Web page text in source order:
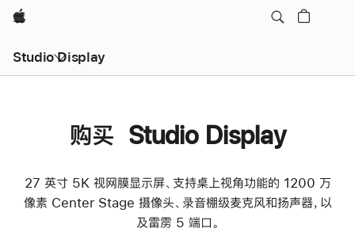
Apple
Studio Display
购买 Studio Display
27 英寸 5K 视网膜显示屏、支持桌上视角功能的 1200 万
像素 Center Stage 摄像头、录音棚级麦克风和扬声器，以
及雷雳 5 端口。